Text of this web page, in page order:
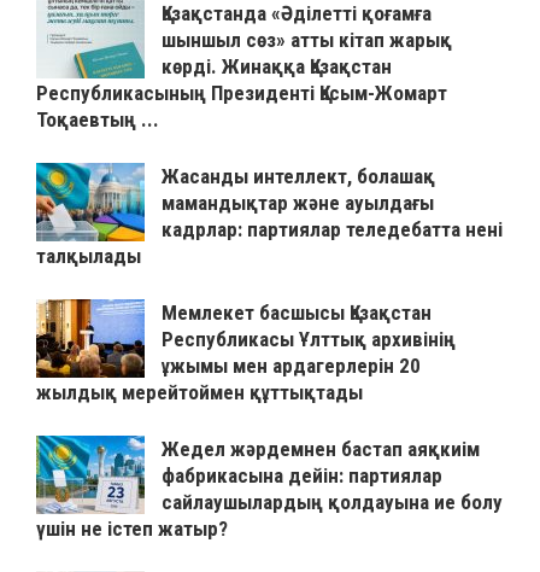
Қазақстанда «Әділетті қоғамға
шыншыл сөз» атты кітап жарық
көрді. Жинаққа Қазақстан
Республикасының Президенті Қасым-Жомарт
Тоқаевтың ...
Жасанды интеллект, болашақ
мамандықтар және ауылдағы
кадрлар: партиялар теледебатта нені
талқылады
Мемлекет басшысы Қазақстан
Республикасы Ұлттық архивінің
ұжымы мен ардагерлерін 20
жылдық мерейтоймен құттықтады
Жедел жәрдемнен бастап аяқкиім
фабрикасына дейін: партиялар
сайлаушылардың қолдауына ие болу
үшін не істеп жатыр?